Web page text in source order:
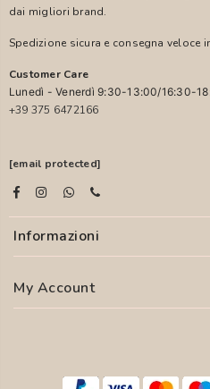
dai migliori brand.
Spedizione sicura e consegna veloce
Customer Care
Lunedì - Venerdì 9:30-13:00/16:30-
+39 375 6472166
[email protected]
Informazioni
My Account